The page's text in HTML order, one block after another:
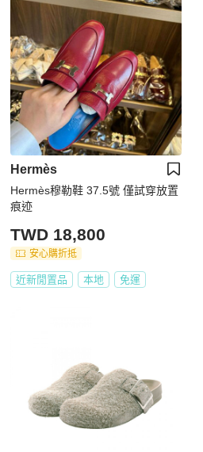
Hermès
Hermès穆勒鞋 37.5號 僅試穿放置
痕迹
TWD 18,800
安心購折抵
近新閒置品 本地 免運